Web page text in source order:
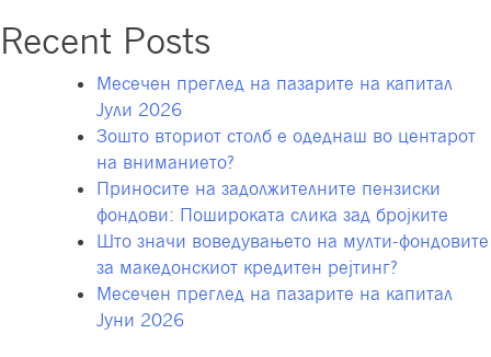
помеѓу
и
Recent Posts
Месечен преглед на пазарите на капитал
Јули 2026
Зошто вториот столб е одеднаш во центарот
на вниманието?
Приносите на задолжителните пензиски
фондови: Пошироката слика зад бројките
Што значи воведувањето на мулти-фондовите
за македонскиот кредитен рејтинг?
Месечен преглед на пазарите на капитал
Јуни 2026